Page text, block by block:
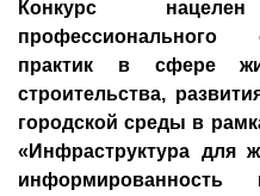
Конкурс
практик в сфере
строительства,
городской среды в
«Инфраструктура для